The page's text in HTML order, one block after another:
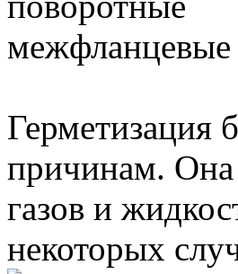
Герметизация
причинам. Она
газов и
некоторых